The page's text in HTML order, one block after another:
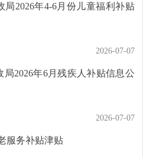
局2026年4-6月份儿童福利补贴
2026-07-07
局2026年6月残疾人补贴信息公
2026-07-07
服务补贴津贴